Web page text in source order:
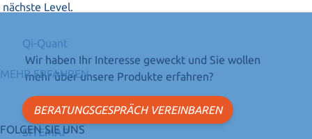
nächste Level.
MEHR ERFAHREN
FOLGEN SIE UNS
Qi-Quant
Wir haben Ihr Interesse geweckt und Sie wollen
mehr über unsere Produkte erfahren?
BERATUNGSGESPRÄCH VEREINBAREN
SITEMAP